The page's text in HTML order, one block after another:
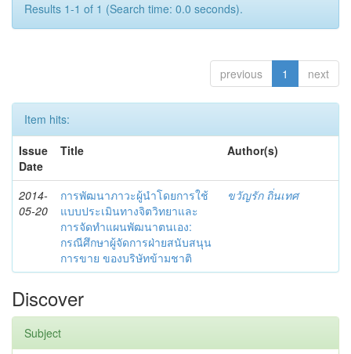
Results 1-1 of 1 (Search time: 0.0 seconds).
previous 1 next
Item hits:
Issue
Date
Title Author(s)
2014-
05-20
การพัฒนาภาวะผู้นำโดยการใช้
แบบประเมินทางจิตวิทยาและ
การจัดทำแผนพัฒนาตนเอง:
กรณีศึกษาผู้จัดการฝ่ายสนับสนุน
การขาย ของบริษัทข้ามชาติ
ขวัญรัก ถิ่นเทศ
Discover
Subject